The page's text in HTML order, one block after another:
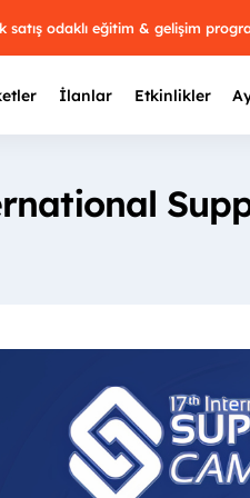
satış odaklı eğitim & gelişim
İlanlar Etkinlikler